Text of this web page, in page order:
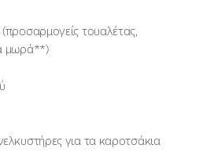
τουαλέτας,
μωρά**)
για τα καροτσάκια